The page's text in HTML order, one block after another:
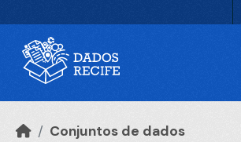
Conjuntos de dados